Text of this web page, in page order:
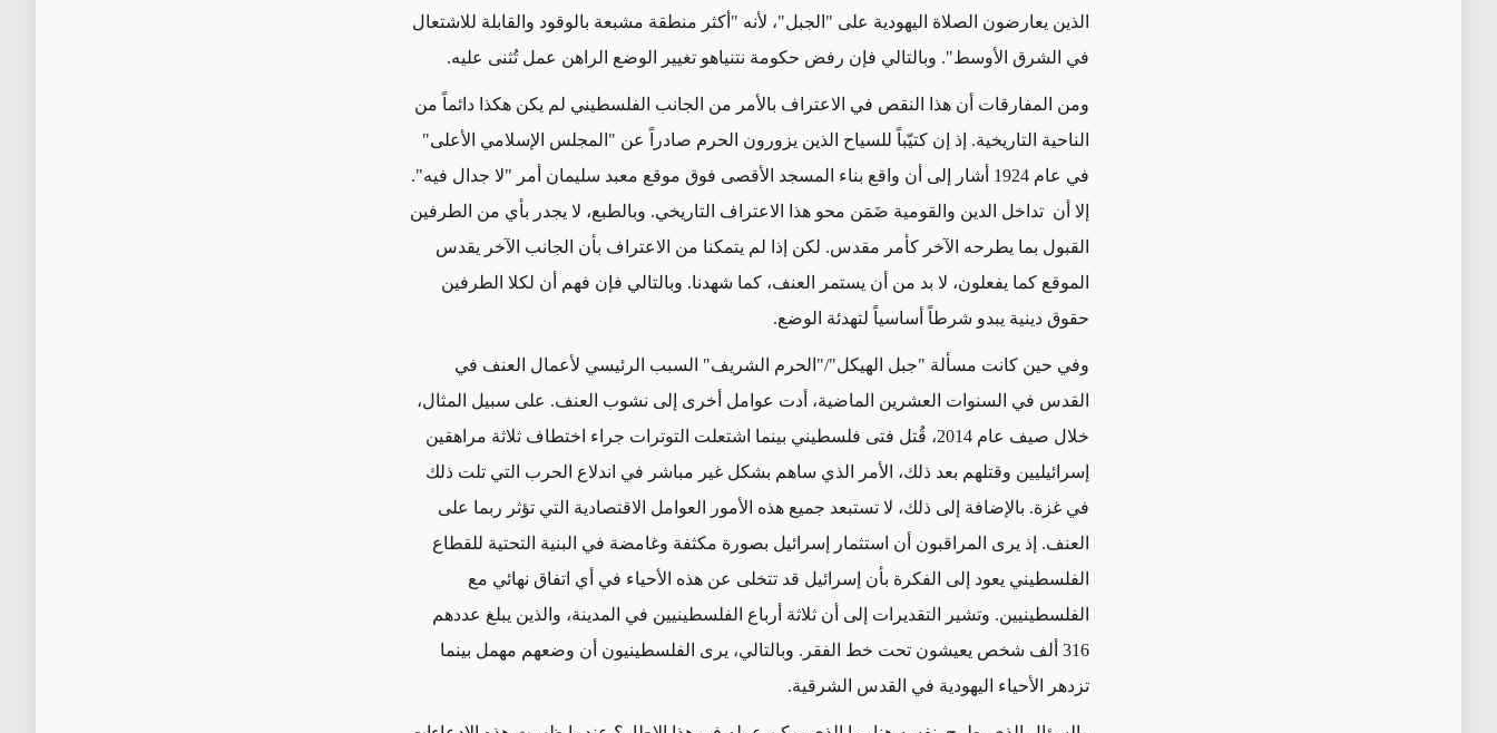
الذين يعارضون الصلاة اليهودية على "الجبل"، لأنه "أكثر منطقة مشبعة بالوقود والقابلة للاشتعال
في الشرق الأوسط". وبالتالي فإن رفض حكومة نتنياهو تغيير الوضع الراهن عمل تُثنى عليه.
ومن المفارقات أن هذا النقص في الاعتراف بالأمر من الجانب الفلسطيني لم يكن هكذا دائماً من
الناحية التاريخية. إذ إن كتيّباً للسياح الذين يزورون الحرم صادراً عن "المجلس الإسلامي الأعلى"
في عام 1924 أشار إلى أن واقع بناء المسجد الأقصى فوق موقع معبد سليمان أمر "لا جدال فيه".
إلا أن تداخل الدين والقومية ضَمَن محو هذا الاعتراف التاريخي. وبالطبع، لا يجدر بأي من الطرفين
القبول بما يطرحه الآخر كأمر مقدس. لكن إذا لم يتمكنا من الاعتراف بأن الجانب الآخر يقدس
الموقع كما يفعلون، لا بد من أن يستمر العنف، كما شهدنا. وبالتالي فإن فهم أن لكلا الطرفين
حقوق دينية يبدو شرطاً أساسياً لتهدئة الوضع.
وفي حين كانت مسألة "جبل الهيكل"/"الحرم الشريف" السبب الرئيسي لأعمال العنف في
القدس في السنوات العشرين الماضية، أدت عوامل أخرى إلى نشوب العنف. على سبيل المثال،
خلال صيف عام 2014، قُتل فتى فلسطيني بينما اشتعلت التوترات جراء اختطاف ثلاثة مراهقين
إسرائيليين وقتلهم بعد ذلك، الأمر الذي ساهم بشكل غير مباشر في اندلاع الحرب التي تلت ذلك
في غزة. بالإضافة إلى ذلك، لا تستبعد جميع هذه الأمور العوامل الاقتصادية التي تؤثر ربما على
العنف. إذ يرى المراقبون أن استثمار إسرائيل بصورة مكثفة وغامضة في البنية التحتية للقطاع
الفلسطيني يعود إلى الفكرة بأن إسرائيل قد تتخلى عن هذه الأحياء في أي اتفاق نهائي مع
الفلسطينيين. وتشير التقديرات إلى أن ثلاثة أرباع الفلسطينيين في المدينة، والذين يبلغ عددهم
316 ألف شخص يعيشون تحت خط الفقر. وبالتالي، يرى الفلسطينيون أن وضعهم مهمل بينما
تزدهر الأحياء اليهودية في القدس الشرقية.